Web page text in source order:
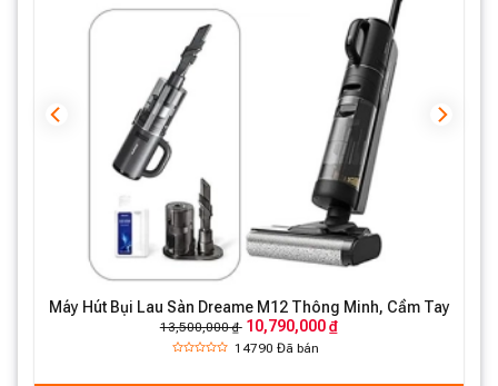
Lực hút cực mạnh – Bụi bẩn không còn
Máy Hút Bụi Lau Sàn Dreame M12 Thông Minh, Cầm Tay
13,500,000 ₫ 10,790,000 ₫
14790Đã bán